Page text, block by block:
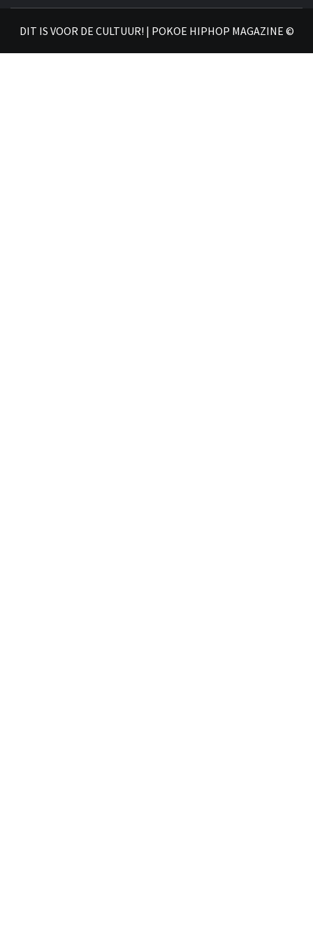
DIT IS VOOR DE CULTUUR! | POKOE HIPHOP MAGAZINE ©